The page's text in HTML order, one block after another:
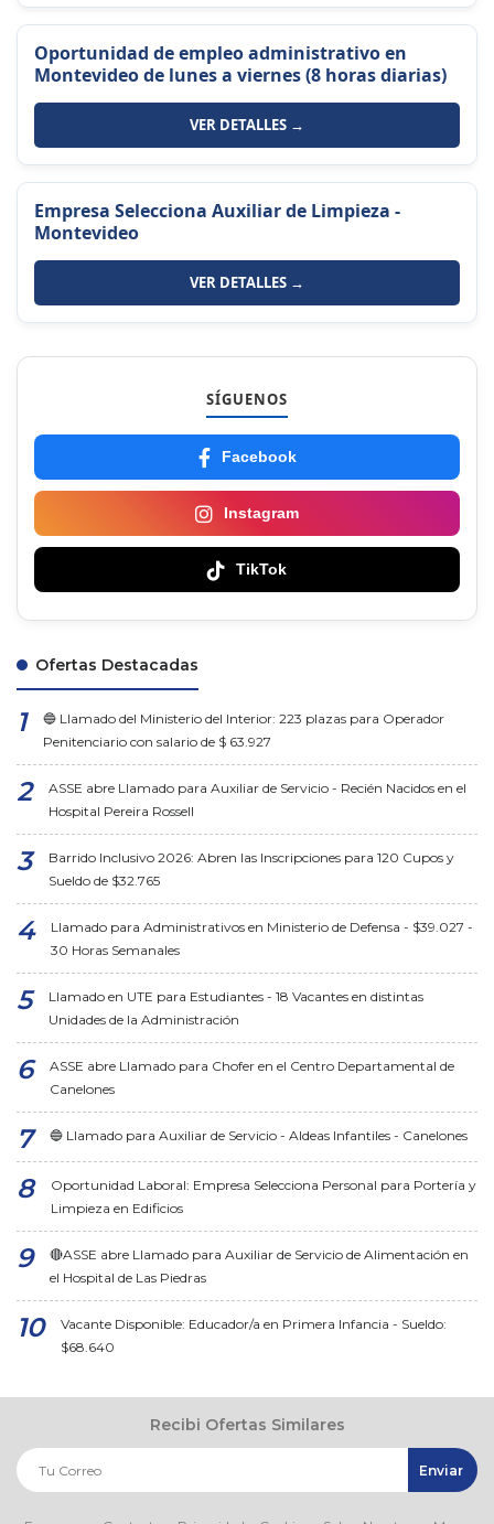
Oportunidad de empleo administrativo en
Montevideo de lunes a viernes (8 horas diarias)
VER DETALLES →
Empresa Selecciona Auxiliar de Limpieza -
Montevideo
VER DETALLES →
SÍGUENOS
Facebook
Instagram
TikTok
Ofertas Destacadas
🔵 Llamado del Ministerio del Interior: 223 plazas para Operador
Penitenciario con salario de $ 63.927
ASSE abre Llamado para Auxiliar de Servicio - Recién Nacidos en el
Hospital Pereira Rossell
Barrido Inclusivo 2026: Abren las Inscripciones para 120 Cupos y
Sueldo de $32.765
Llamado para Administrativos en Ministerio de Defensa - $39.027 -
30 Horas Semanales
Llamado en UTE para Estudiantes - 18 Vacantes en distintas
Unidades de la Administración
ASSE abre Llamado para Chofer en el Centro Departamental de
Canelones
🔵 Llamado para Auxiliar de Servicio - Aldeas Infantiles - Canelones
Oportunidad Laboral: Empresa Selecciona Personal para Portería y
Limpieza en Edificios
🔴ASSE abre Llamado para Auxiliar de Servicio de Alimentación en
el Hospital de Las Piedras
Vacante Disponible: Educador/a en Primera Infancia - Sueldo:
$68.640
Recibi Ofertas Similares